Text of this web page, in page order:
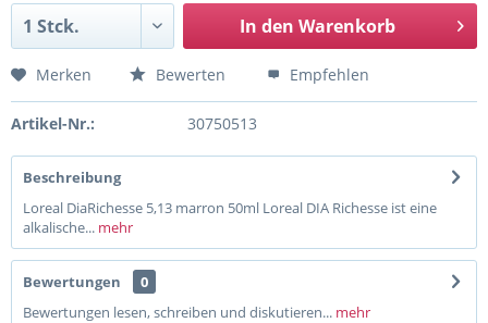
In den Warenkorb
Merken Bewerten Empfehlen
Artikel-Nr.: 30750513
Beschreibung
Loreal DiaRichesse 5,13 marron 50ml Loreal DIA Richesse ist eine
alkalische... mehr
Bewertungen
0
Bewertungen lesen, schreiben und diskutieren... mehr